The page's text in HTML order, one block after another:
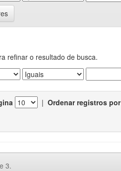
refinar o resultado de busca.
| Ordenar registros por
3.